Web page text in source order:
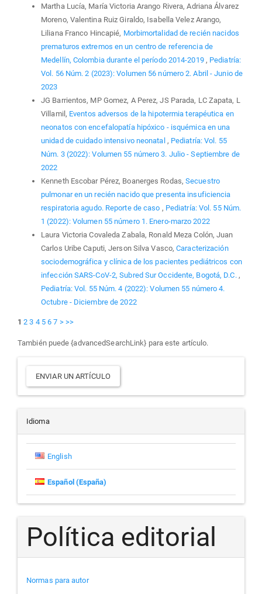
Martha Lucía, María Victoria Arango Rivera, Adriana Álvarez
Moreno, Valentina Ruiz Giraldo, Isabella Velez Arango,
Liliana Franco Hincapié, Morbimortalidad de recién nacidos
prematuros extremos en un centro de referencia de
Medellín, Colombia durante el período 2014-2019 , Pediatría:
Vol. 56 Núm. 2 (2023): Volumen 56 número 2. Abril - Junio de
2023
JG Barrientos, MP Gomez, A Perez, JS Parada, LC Zapata, L
Villamil, Eventos adversos de la hipotermia terapéutica en
neonatos con encefalopatía hipóxico - isquémica en una
unidad de cuidado intensivo neonatal , Pediatría: Vol. 55
Núm. 3 (2022): Volumen 55 número 3. Julio - Septiembre de
2022
Kenneth Escobar Pérez, Boanerges Rodas,Secuestro
pulmonar en un recién nacido que presenta insuficiencia
respiratoria agudo. Reporte de caso , Pediatría: Vol. 55 Núm.
1 (2022): Volumen 55 número 1. Enero-marzo 2022
Laura Victoria Covaleda Zabala, Ronald Meza Colón, Juan
Carlos Uribe Caputi, Jerson Silva Vasco,Caracterización
sociodemográfica y clínica de los pacientes pediátricos con
infección SARS-CoV-2, Subred Sur Occidente, Bogotá, D.C. ,
Pediatría: Vol. 55 Núm. 4 (2022): Volumen 55 número 4.
Octubre - Diciembre de 2022
1 2 3 4 5 6 7 > >>
También puede {advancedSearchLink} para este artículo.
Enviar
un
artículo
ENVIAR UN ARTÍCULO
Idioma
English
Español (España)
Política editorial
Normas para autor